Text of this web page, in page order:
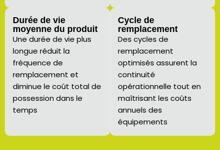
Durée de vie
moyenne du produit
Une durée de vie plus
longue réduit la
fréquence de
remplacement et
diminue le coût total de
possession dans le
temps
Cycle de
remplacement
Des cycles de
remplacement
optimisés assurent la
continuité
opérationnelle tout en
maîtrisant les coûts
annuels des
équipements